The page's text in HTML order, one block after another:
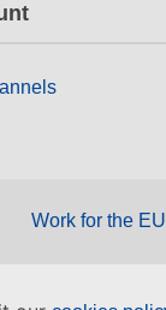
Work for the EU